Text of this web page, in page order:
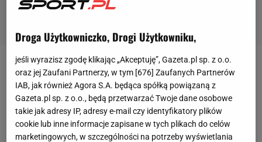
WAG
Georgina Rodriguez błyszczy na czerwonym
dywanie w Wenecji. Jej odważna kreacja
zachwyciła
myfitness.pl,3 WRZEŚNIA 2018, 14:13
Droga Użytkowniczko, Drogi Użytkowniku,
jeśli wyrazisz zgodę klikając „Akceptuję”, Gazeta.pl sp. z o.o.
oraz jej Zaufani Partnerzy, w tym [676] Zaufanych Partnerów
IAB, jak również Agora S.A. będąca spółką powiązaną z
Gazeta.pl sp. z o.o., będą przetwarzać Twoje dane osobowe
takie jak adresy IP, adresy e-mail czy identyfikatory plików
cookie lub inne informacje zapisane w tych plikach do celów
marketingowych, w szczególności na potrzeby wyświetlania